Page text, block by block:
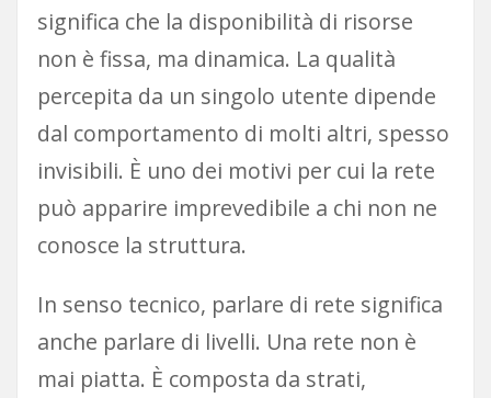
significa che la disponibilità di risorse
non è fissa, ma dinamica. La qualità
percepita da un singolo utente dipende
dal comportamento di molti altri, spesso
invisibili. È uno dei motivi per cui la rete
può apparire imprevedibile a chi non ne
conosce la struttura.
In senso tecnico, parlare di rete significa
anche parlare di livelli. Una rete non è
mai piatta. È composta da strati,